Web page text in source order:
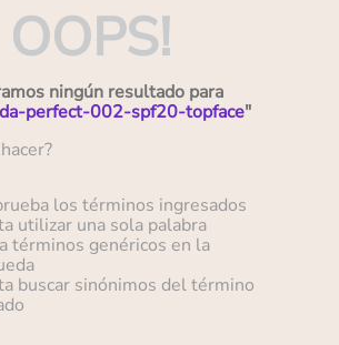
OOPS!
ningún resultado para
perfect-002-spf20-topface"
los términos ingresados
utilizar una sola palabra
términos genéricos en la
buscar sinónimos del término